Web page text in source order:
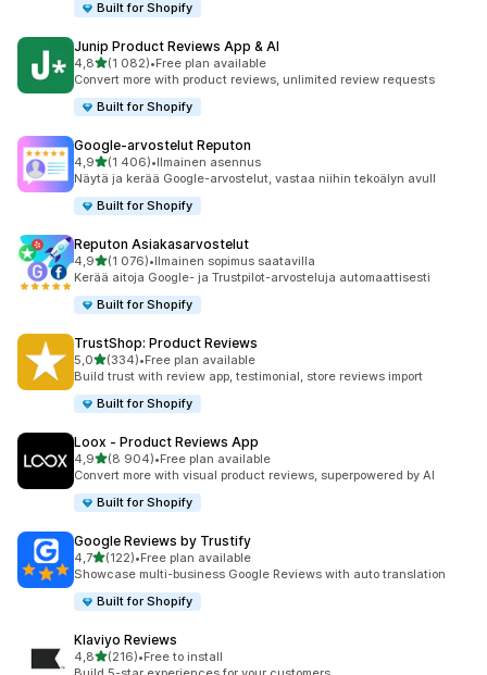
Built for Shopify
Junip Product Reviews App & AI
4,8/ 5 tähteä
(1 082)
1082 arvostelua yhteensä
•Free plan available
Convert more with product reviews, unlimited review requests
Built for Shopify
Google‑arvostelut Reputon
4,9/ 5 tähteä
(1 406)
1406 arvostelua yhteensä
•Ilmainen asennus
Näytä ja kerää Google-arvostelut, vastaa niihin tekoälyn avull
Built for Shopify
Reputon Asiakasarvostelut
4,9/ 5 tähteä
(1 076)
1076 arvostelua yhteensä
•Ilmainen sopimus saatavilla
Kerää aitoja Google- ja Trustpilot-arvosteluja automaattisesti
Built for Shopify
TrustShop: Product Reviews
5,0/ 5 tähteä
(334)
334 arvostelua yhteensä
•Free plan available
Build trust with review app, testimonial, store reviews import
Built for Shopify
Loox ‑ Product Reviews App
4,9/ 5 tähteä
(8 904)
8904 arvostelua yhteensä
•Free plan available
Convert more with visual product reviews, superpowered by AI
Built for Shopify
Google Reviews by Trustify
4,7/ 5 tähteä
(122)
122 arvostelua yhteensä
•Free plan available
Showcase multi-business Google Reviews with auto translation
Built for Shopify
Klaviyo Reviews
4,8/ 5 tähteä
(216)
216 arvostelua yhteensä
•Free to install